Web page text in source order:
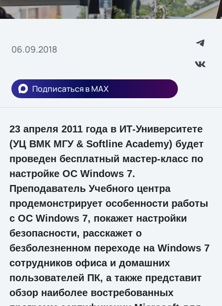
06.09.2018
Подписаться в MAX
23 апреля 2011 года в ИТ-Университете
(УЦ ВМК МГУ & Softline Academy) будет
проведен бесплатный мастер-класс по
настройке ОС Windows 7.
Преподаватель Учебного центра
продемонстрирует особенности работы
с ОС Windows 7, покажет настройки
безопасности, расскажет о
безболезненном переходе на Windows 7
сотрудников офиса и домашних
пользователей ПК, а также представит
обзор наиболее востребованных